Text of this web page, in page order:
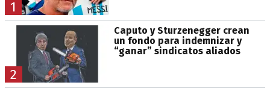
1
2
Caputo y Sturzenegger crean
un fondo para indemnizar y
“ganar” sindicatos aliados